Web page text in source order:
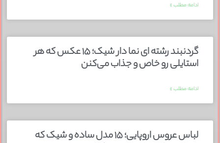
ادامه مطلب »
گردنبند رشته ای نما دار شیک؛ ۱۵ عکس که هر
استایلی رو خاص و جذاب می‌کنن
ادامه مطلب »
لباس عروس اروپایی؛ ۱۵ مدل ساده و شیک که